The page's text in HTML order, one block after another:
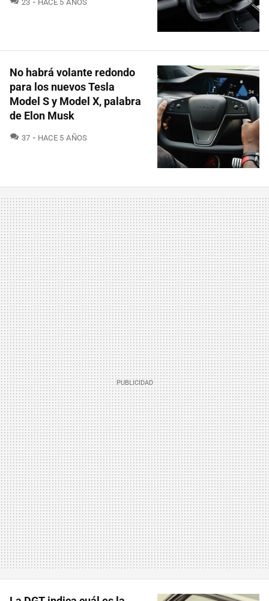
23 HACE 5 AÑOS
No habrá volante redondo
para los nuevos Tesla
Model S y Model X, palabra
de Elon Musk
37 COMENTARIOS
HACE 5 AÑOS